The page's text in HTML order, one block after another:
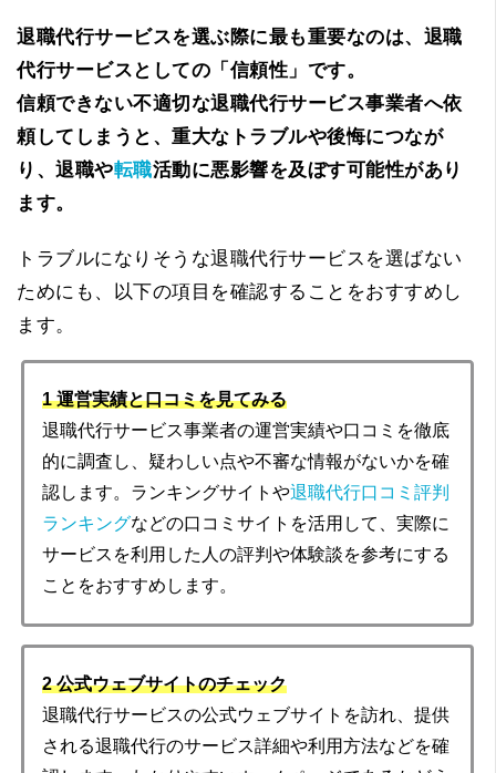
退職代行サービスを選ぶ際に最も重要なのは、退職
代行サービスとしての「信頼性」です。
信頼できない不適切な退職代行サービス事業者へ依
頼してしまうと、重大なトラブルや後悔につなが
り、退職や転職活動に悪影響を及ぼす可能性があり
ます。
トラブルになりそうな退職代行サービスを選ばない
ためにも、以下の項目を確認することをおすすめし
ます。
1 運営実績と口コミを見てみる
退職代行サービス事業者の運営実績や口コミを徹底
的に調査し、疑わしい点や不審な情報がないかを確
認します。ランキングサイトや退職代行口コミ評判
ランキングなどの口コミサイトを活用して、実際に
サービスを利用した人の評判や体験談を参考にする
ことをおすすめします。
2 公式ウェブサイトのチェック
退職代行サービスの公式ウェブサイトを訪れ、提供
される退職代行のサービス詳細や利用方法などを確